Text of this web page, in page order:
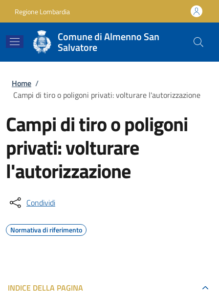
Regione Lombardia
Comune di Almenno San
Salvatore
Briciole di pane
Home /
Campi di tiro o poligoni privati: volturare l'autorizzazione
Campi di tiro o poligoni
privati: volturare
l'autorizzazione
Condividi
Normativa di riferimento
INDICE DELLA PAGINA